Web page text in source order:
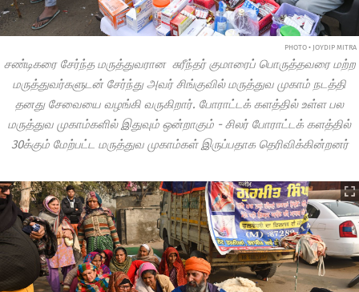
PHOTO • JOYDIP MITRA
சண்டிகரை சேர்ந்த மருத்துவரான சுரீந்தர் குமாரைப் பொருத்தவரை மற்ற
மருத்துவர்களுடன் சேர்ந்து அவர் சிங்குவில் மருத்துவ முகாம் நடத்தி
தனது சேவையை வழங்கி வருகிறார். போராட்டக் களத்தில் உள்ள பல
மருத்துவ முகாம்களில் இதுவும் ஒன்றாகும் - சிலர் போராட்டக் களத்தில்
30க்கும் மேற்பட்ட மருத்துவ முகாம்கள் இருப்பதாக தெரிவிக்கின்றனர்